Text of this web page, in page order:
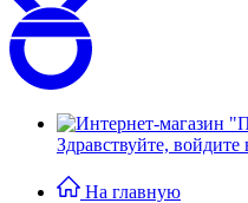
Здравствуйте, войдите
На главную